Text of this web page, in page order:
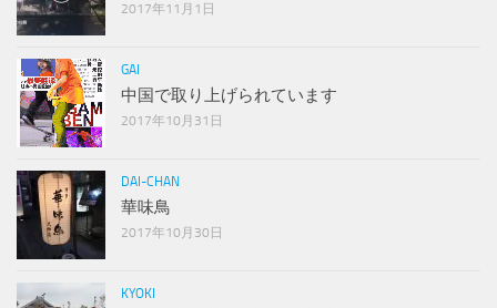
2017年11月1日
GAI
中国で取り上げられています
2017年10月31日
DAI-CHAN
華味鳥
2017年10月30日
KYOKI